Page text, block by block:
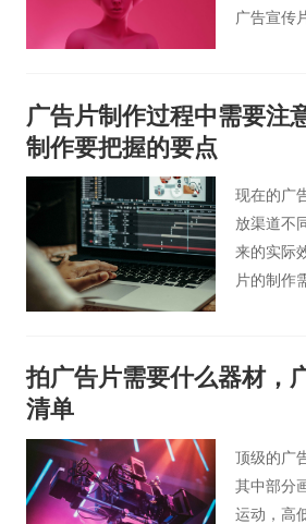
的视觉中
一广告宣
广告宣传
多，以求
给观众时
下mg动画
广告片制作过程中需要注
制作要把握的要点
现在的广
放渠道不
来的实际
片的制作
现出来，
果，展现
要注意的
拍广告片需要什么器材，
清单
顶级的广
其中部分
运动，高